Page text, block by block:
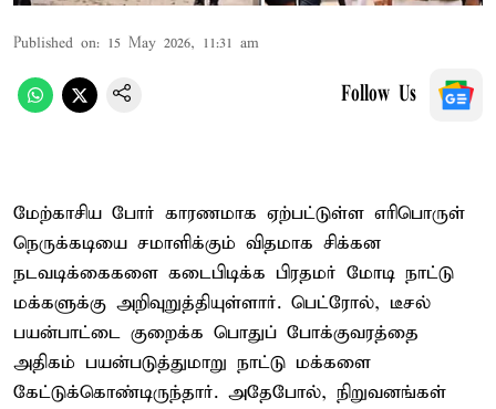
Published on: 15 May 2026, 11:31 am
Follow Us
மேற்காசிய போர் காரணமாக ஏற்பட்டுள்ள எரிபொருள்
நெருக்கடியை சமாளிக்கும் விதமாக சிக்கன
நடவடிக்கைகளை கடைபிடிக்க பிரதமர் மோடி நாட்டு
மக்களுக்கு அறிவுறுத்தியுள்ளார். பெட்ரோல், டீசல்
பயன்பாட்டை குறைக்க பொதுப் போக்குவரத்தை
அதிகம் பயன்படுத்துமாறு நாட்டு மக்களை
கேட்டுக்கொண்டிருந்தார். அதேபோல், நிறுவனங்கள்